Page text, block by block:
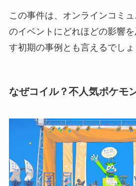
この事件は、オンラインコミ
のイベントにどれほどの影響
す初期の事例とも言えるでしょ
なぜコイル？不人気ポケモ